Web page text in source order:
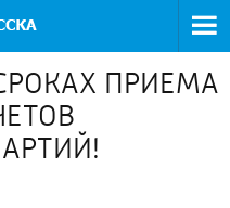
ПРИЕМА